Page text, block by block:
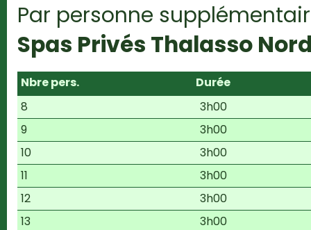
Par personne
Spas Privés Thalasso
Nbre pers.
Durée
8
3h00
9
3h00
10
3h00
11
3h00
12
3h00
13
3h00